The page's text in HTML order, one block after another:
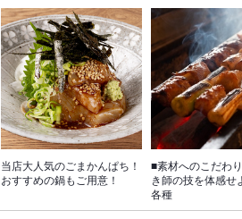
当店大人気のごまかんぱち！
おすすめの鍋もご用意！
■素材へのこだわ
き師の技を体感せ
各種